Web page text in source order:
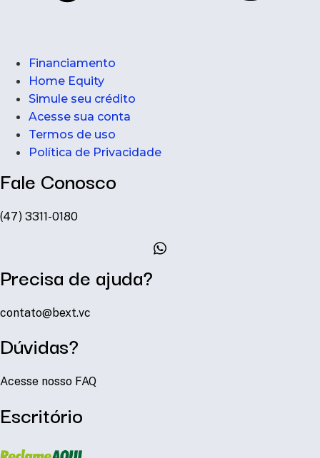
Financiamento
Home Equity
Simule seu crédito
Acesse sua conta
Termos de uso
Política de Privacidade
Fale Conosco
(47) 3311-0180
Precisa de ajuda?
contato@bext.vc
Dúvidas?
Acesse nosso FAQ
Escritório